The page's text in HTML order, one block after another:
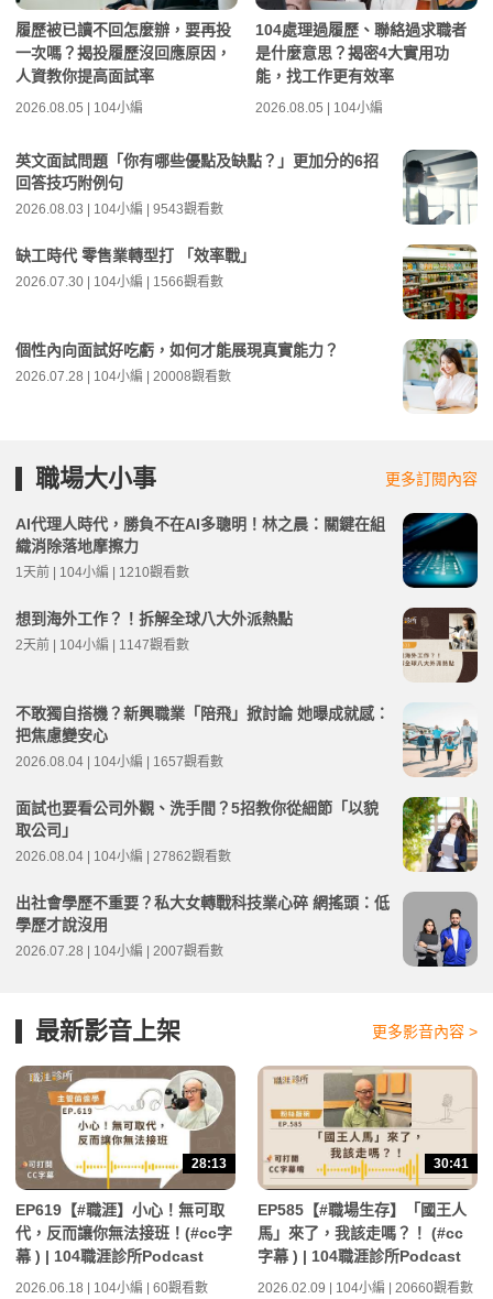
履歷被已讀不回怎麼辦，要再投
一次嗎？揭投履歷沒回應原因，
人資教你提高面試率
2026.08.05 | 104小編
104處理過履歷、聯絡過求職者
是什麼意思？揭密4大實用功
能，找工作更有效率
2026.08.05 | 104小編
英文面試問題「你有哪些優點及缺點？」更加分的6招
回答技巧附例句
2026.08.03 | 104小編 | 9543觀看數
缺工時代 零售業轉型打 「效率戰」
2026.07.30 | 104小編 | 1566觀看數
個性內向面試好吃虧，如何才能展現真實能力？
2026.07.28 | 104小編 | 20008觀看數
職場大小事 更多訂閱內容
AI代理人時代，勝負不在AI多聰明！林之晨：關鍵在組
織消除落地摩擦力
1天前 | 104小編 | 1210觀看數
想到海外工作？！拆解全球八大外派熱點
2天前 | 104小編 | 1147觀看數
不敢獨自搭機？新興職業「陪飛」掀討論 她曝成就感：
把焦慮變安心
2026.08.04 | 104小編 | 1657觀看數
面試也要看公司外觀、洗手間？5招教你從細節「以貌
取公司」
2026.08.04 | 104小編 | 27862觀看數
出社會學歷不重要？私大女轉戰科技業心碎 網搖頭：低
學歷才說沒用
2026.07.28 | 104小編 | 2007觀看數
最新影音上架 更多影音內容 >
28:13
EP619【#職涯】小心！無可取
代，反而讓你無法接班！(#cc字
幕 ) | 104職涯診所Podcast
2026.06.18 | 104小編 | 60觀看數
30:41
EP585【#職場生存】「國王人
馬」來了，我該走嗎？！ (#cc
字幕 ) | 104職涯診所Podcast
2026.02.09 | 104小編 | 20660觀看數